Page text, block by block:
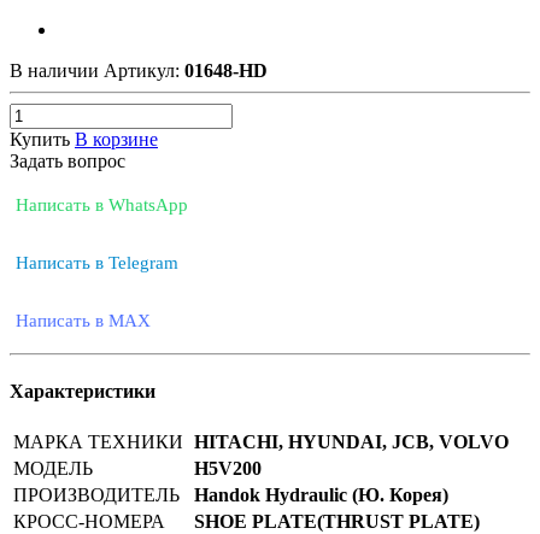
В наличии Артикул: 01648-HD
Купить В корзине
Задать вопрос
Написать в WhatsApp
Написать в Telegram
Написать в MAX
Характеристики
МАРКА ТЕХНИКИ HITACHI, HYUNDAI, JCB, VOLVO
МОДЕЛЬ
H5V200
ПРОИЗВОДИТЕЛЬ
Handok Hydraulic (Ю. Корея)
КРОСС-НОМЕРА
SHOE PLATE(THRUST PLATE)